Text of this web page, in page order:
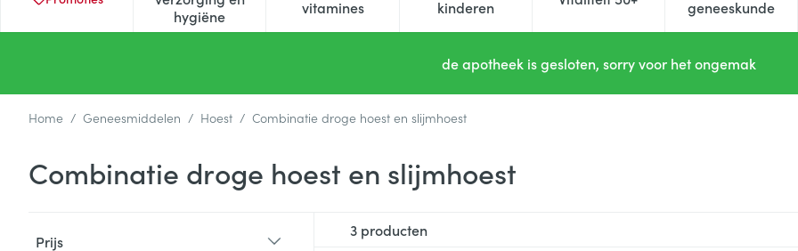
hygiëne
Toon submenu voor Schoonheid, verzorging en hygiëne categorie
vitaminesToon submenu voor Dieet, voeding en vitamines categorie
kinderenToon submenu voor Zwangerschap en kinderen
Toon submenu voor Vitaliteit
geneeskunde
Toon
de apotheek is gesloten, sorry voor het ongemak
Home / Geneesmiddelen / Hoest / Combinatie droge hoest en slijmhoest
Combinatie droge hoest en slijmhoest
Prijs
3 producten